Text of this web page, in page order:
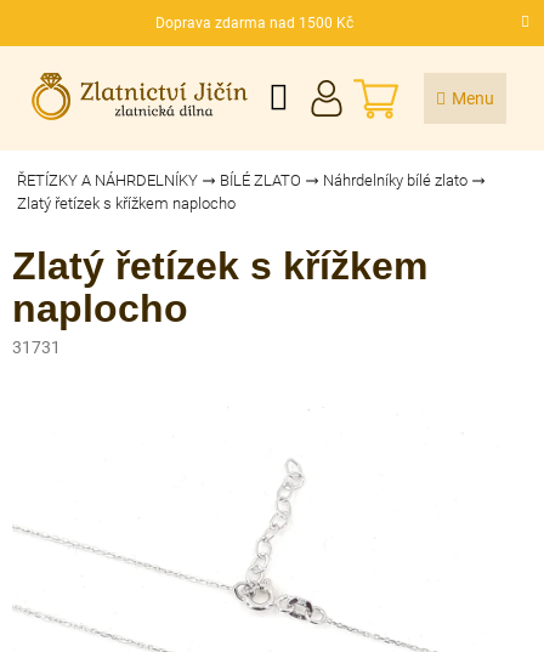
Doprava zdarma nad 1500 Kč
CZK
NÁKUPNÍ
KOŠÍK
ŘETÍZKY A NÁHRDELNÍKY BÍLÉ ZLATO
Náhrdelníky bílé zlato
Zlatý řetízek s křížkem naplocho
Zlatý řetízek s křížkem
naplocho
31731